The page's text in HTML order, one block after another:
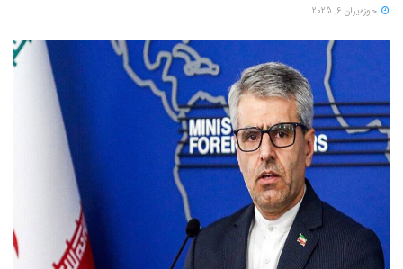
حوزه‌یران 6, 2025